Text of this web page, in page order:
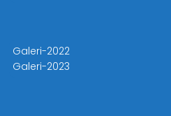
Galeri-2022
Galeri-2023